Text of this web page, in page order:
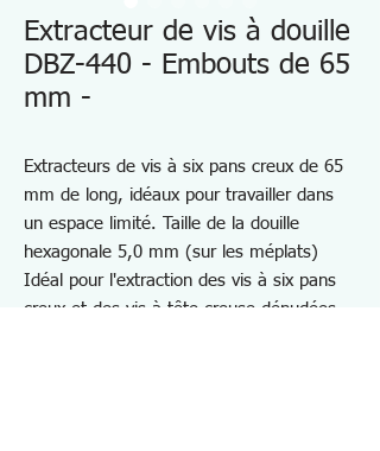
Extracteur de vis à douille
DBZ-440 - Embouts de 65
mm -
Extracteurs de vis à six pans creux de 65
mm de long, idéaux pour travailler dans
un espace limité. Taille de la douille
hexagonale 5,0 mm (sur les méplats)
Idéal pour l'extraction des vis à six pans
creux et des vis à tête creuse dénudées